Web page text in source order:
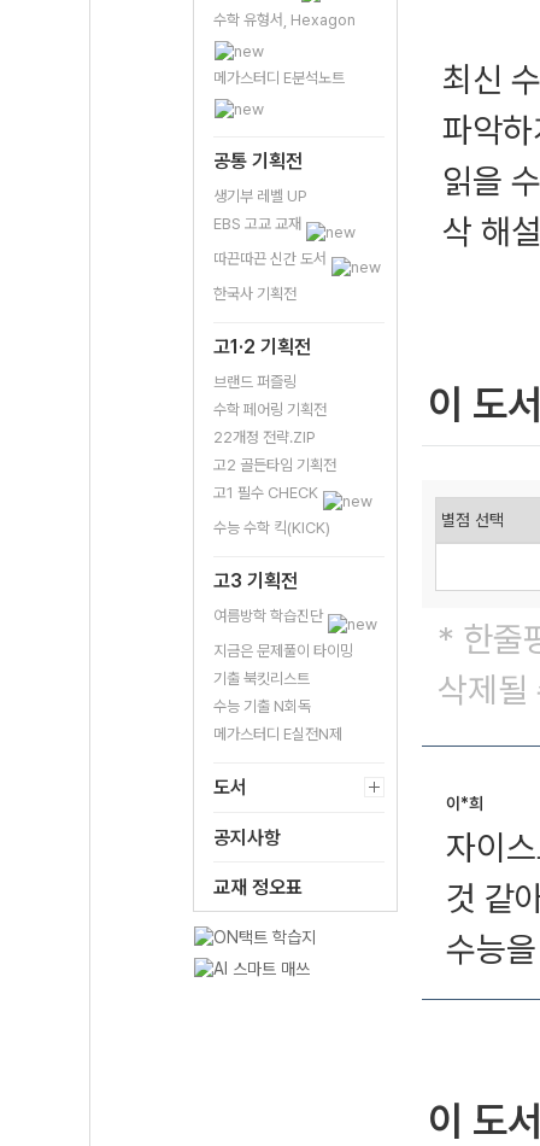
수학 유형서, Hexagon
메가스터디 E분석노트
공통 기획전
생기부 레벨 UP
EBS 고교 교재
따끈따끈 신간 도서
한국사 기획전
고1·2 기획전
브랜드 퍼즐링
수학 페어링 기획전
22개정 전략.ZIP
고2 골든타임 기획전
고1 필수 CHECK
수능 수학 킥(KICK)
고3 기획전
여름방학 학습진단
지금은 문제풀이 타이밍
기출 북킷리스트
수능 기출 N회독
메가스터디 E실전N제
도서
공지사항
교재 정오표
최신
파악
읽을
삭 해
이 도
* 한줄
삭제될
이*희
자이
것 같
수능
이 도